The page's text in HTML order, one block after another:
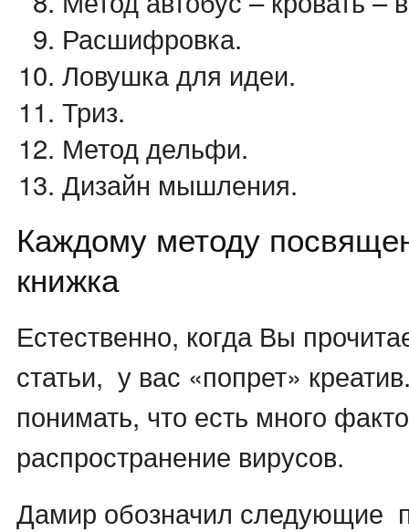
Расшифровка.
Ловушка для идеи.
Триз.
Метод дельфи.
Дизайн мышления.
Каждому методу
книжка
Естественно, когда Вы
статьи, у вас «попрет»
понимать, что есть много
распространение вирусов.
Дамир обозначил следующие